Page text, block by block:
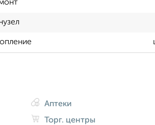
Аптеки
Торг. центры